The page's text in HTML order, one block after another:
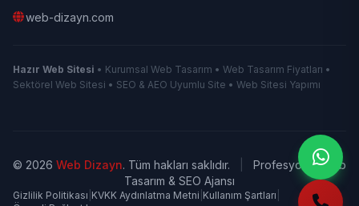
web-dizayn.com
Hazır Web Sitesi • Kurumsal Web Tasarım • Web Tasarım Fiyatları •
Sektörel Web Sitesi • SEO & AEO Uyumlu Site • Web Sitesi Yapımı
© 2026 Web Dizayn. Tüm hakları saklıdır.
Profesyonel Web
Tasarım & SEO Ajansı
Gizlilik Politikası KVKK Aydınlatma Metni Kullanım Şartları